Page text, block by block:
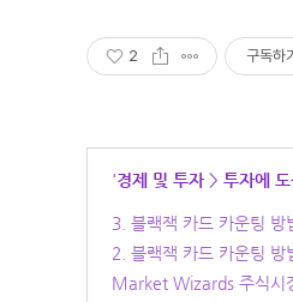
2 구독하기
'경제 및 투자 > 투자에
3. 블랙잭 카드 카운팅
2. 블랙잭 카드 카운팅
Market Wizards 주식시